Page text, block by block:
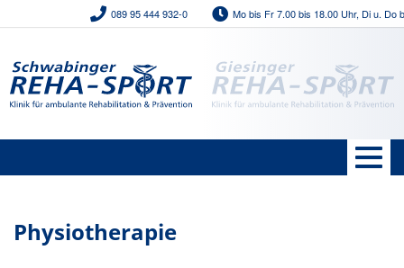
Direkt
Inhalt
089 95 444 932-0 Mo bis Fr 7.00 bis 18.00 Uhr, Di u. Do bis
Domain
Menü
Physiotherapie